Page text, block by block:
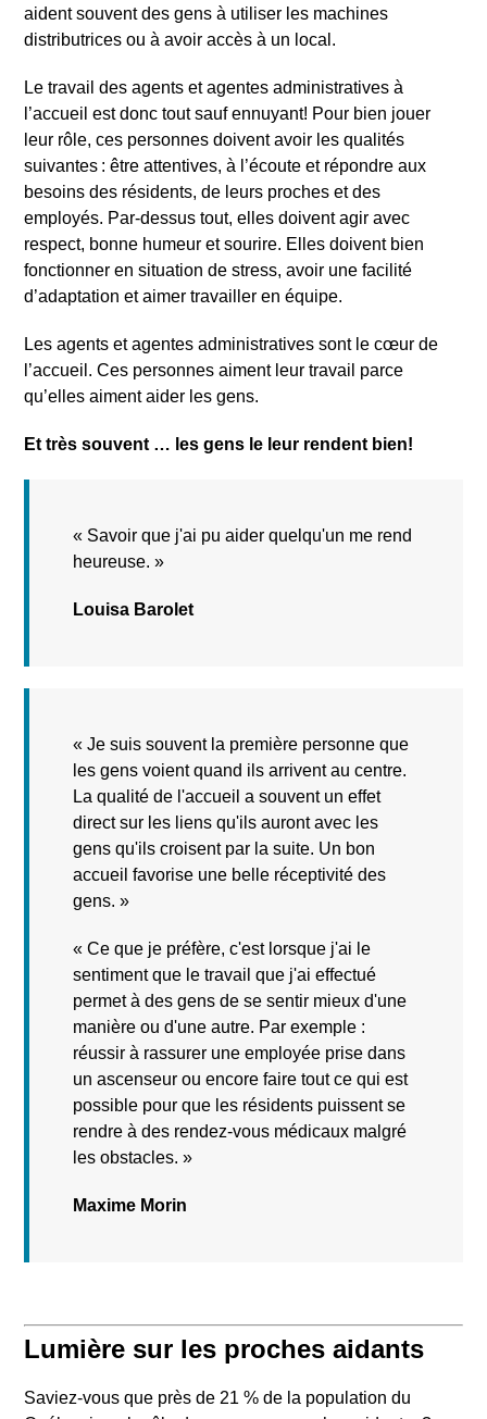
aident souvent des gens à utiliser les machines
distributrices ou à avoir accès à un local.
Le travail des agents et agentes administratives à
l’accueil est donc tout sauf ennuyant! Pour bien jouer
leur rôle, ces personnes doivent avoir les qualités
suivantes : être attentives, à l’écoute et répondre aux
besoins des résidents, de leurs proches et des
employés. Par-dessus tout, elles doivent agir avec
respect, bonne humeur et sourire. Elles doivent bien
fonctionner en situation de stress, avoir une facilité
d’adaptation et aimer travailler en équipe.
Les agents et agentes administratives sont le cœur de
l’accueil. Ces personnes aiment leur travail parce
qu’elles aiment aider les gens.
Et très souvent … les gens le leur rendent bien!
« Savoir que j'ai pu aider quelqu'un me rend
heureuse. »
Louisa Barolet
« Je suis souvent la première personne que
les gens voient quand ils arrivent au centre.
La qualité de l'accueil a souvent un effet
direct sur les liens qu'ils auront avec les
gens qu'ils croisent par la suite. Un bon
accueil favorise une belle réceptivité des
gens. »
« Ce que je préfère, c'est lorsque j'ai le
sentiment que le travail que j'ai effectué
permet à des gens de se sentir mieux d'une
manière ou d'une autre. Par exemple :
réussir à rassurer une employée prise dans
un ascenseur ou encore faire tout ce qui est
possible pour que les résidents puissent se
rendre à des rendez-vous médicaux malgré
les obstacles. »
Maxime Morin
Lumière sur les proches aidants
Saviez-vous que près de 21 % de la population du